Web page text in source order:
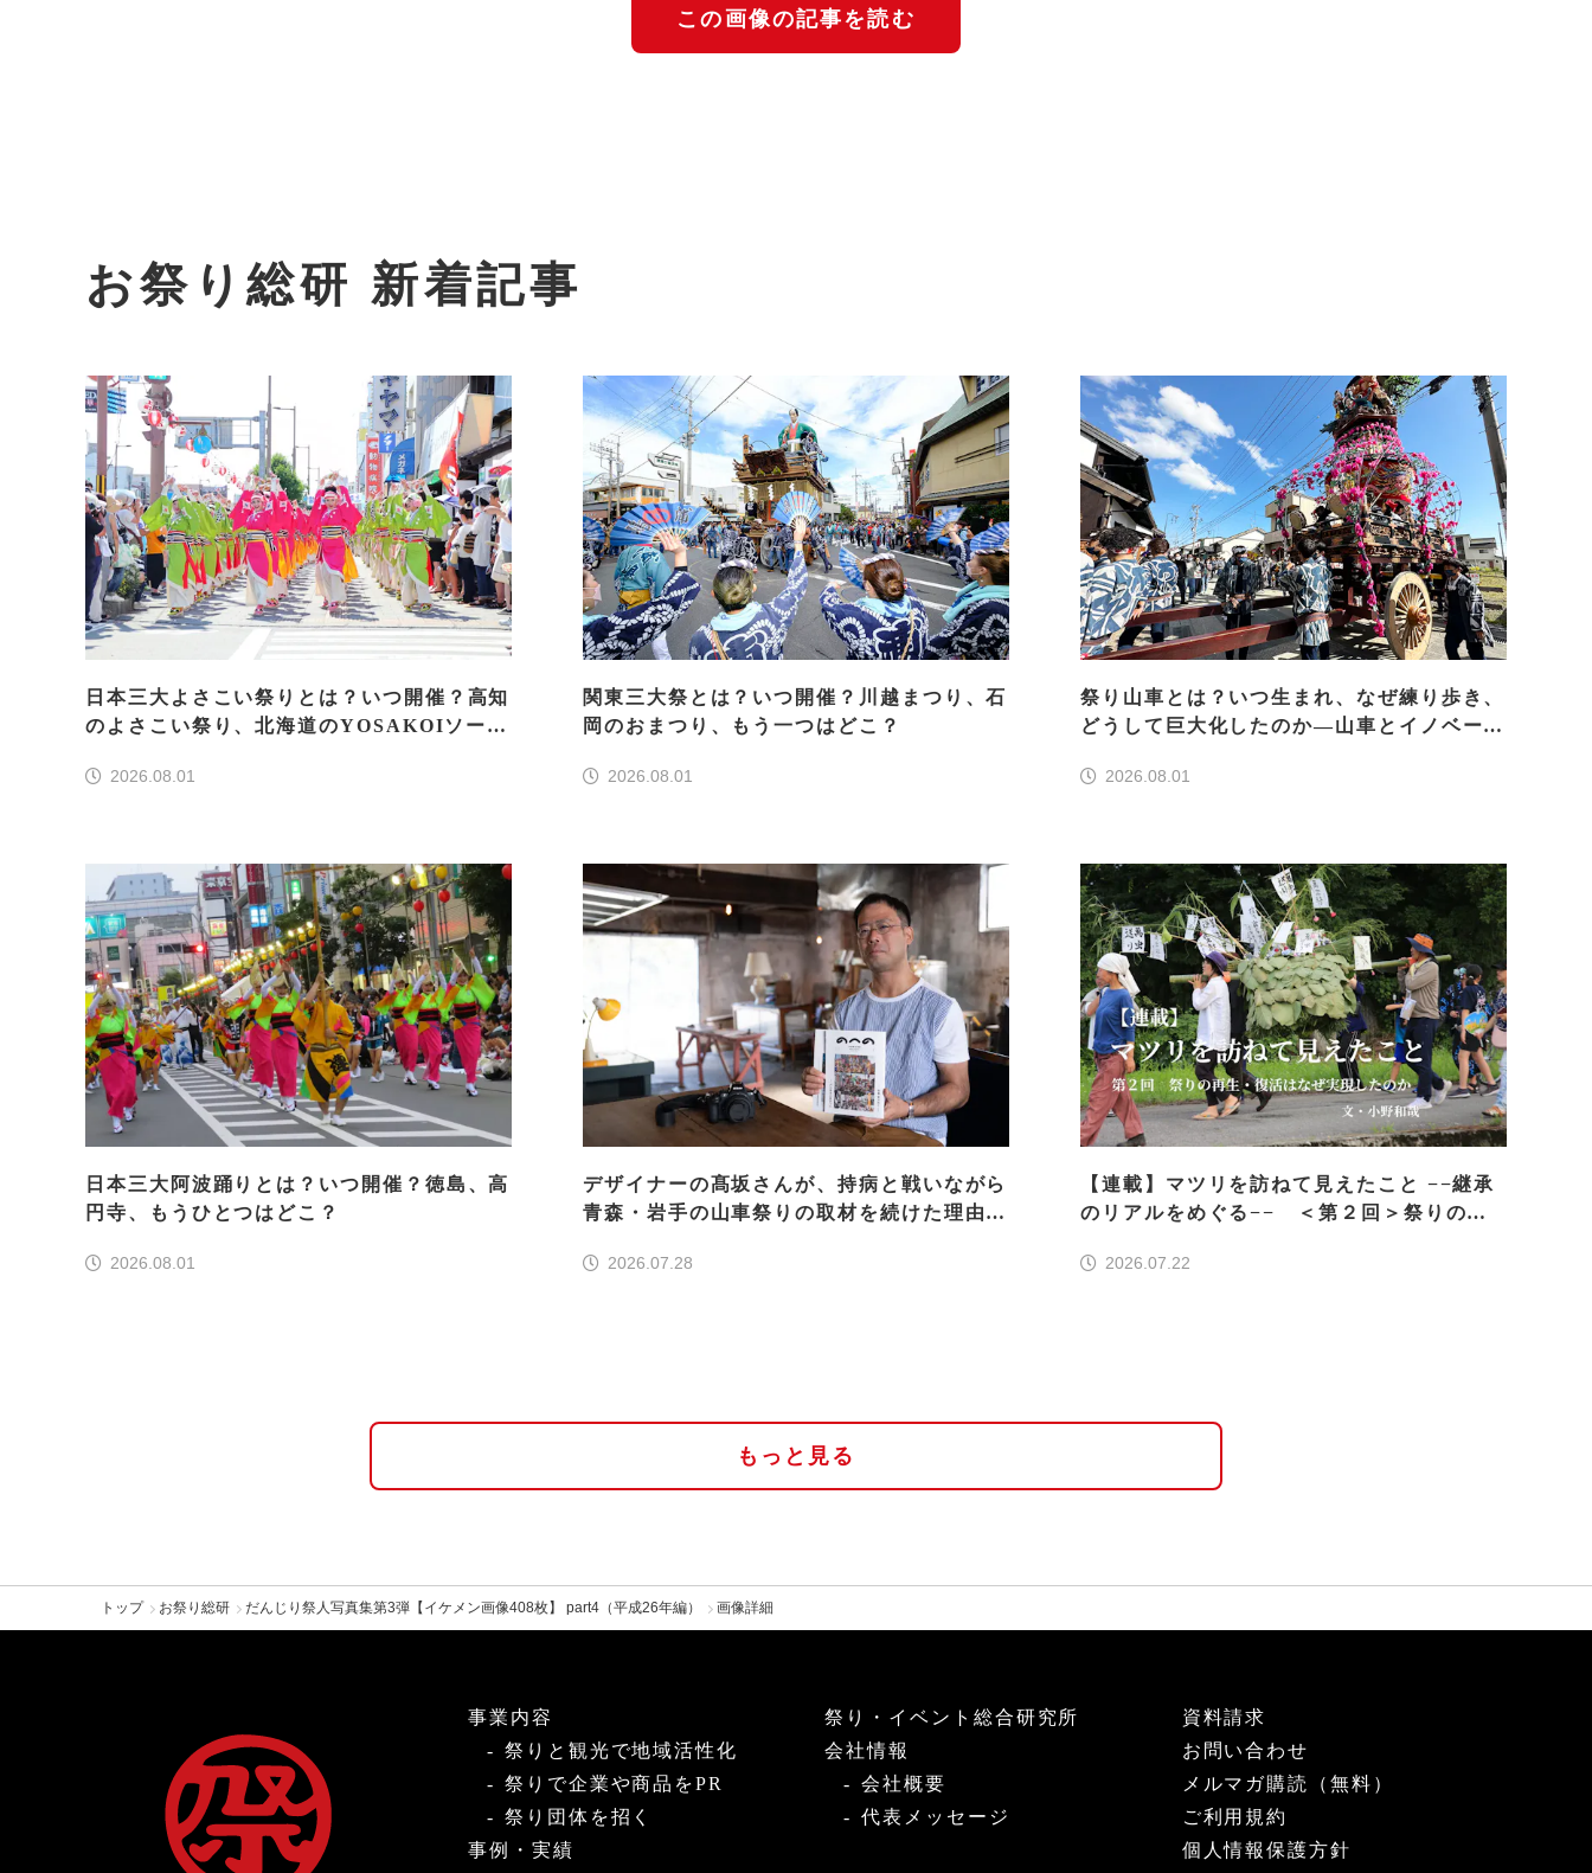
この画像の記事を読む
お祭り総研 新着記事
日本三大よさこい祭りとは？いつ開催？高知
のよさこい祭り、北海道のYOSAKOIソーラ
2026.08.01
関東三大祭とは？いつ開催？川越まつり、石
岡のおまつり、もう一つはどこ？
2026.08.01
祭り山車とは？いつ生まれ、なぜ練り歩き、
どうして巨大化したのか―山車とイノベーシ
2026.08.01
日本三大阿波踊りとは？いつ開催？徳島、高
円寺、もうひとつはどこ？
2026.08.01
デザイナーの髙坂さんが、持病と戦いながら
青森・岩手の山車祭りの取材を続けた理由
2026.07.28
【連載】マツリを訪ねて見えたこと −−継承
のリアルをめぐる−− ＜第２回＞祭りの再
2026.07.22
もっと見る
トップ お祭り総研 だんじり祭人写真集第3弾【イケメン画像408枚】 part4（平成26年編） 画像詳細
事業内容
祭りと観光で地域活性化
祭りで企業や商品をPR
祭り団体を招く
事例・実績
祭り・イベント総合研究所
会社情報
会社概要
代表メッセージ
資料請求
お問い合わせ
メルマガ購読（無料）
ご利用規約
個人情報保護方針